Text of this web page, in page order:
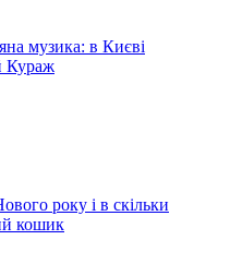
музика: в Києві
Кураж
року і в скільки
кошик